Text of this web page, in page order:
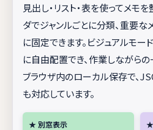
見出し・リスト・表を使ってメモ
ダでジャンルごとに分類、重要
に固定できます。ビジュアルモー
に自由配置でき、作業しながら
ブラウザ内のローカル保存で、
も対応しています。
★ 別窓表示 ★